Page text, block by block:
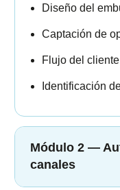
Diseño del
Captación de
Flujo del
Identificación
Módulo 2 —
canales